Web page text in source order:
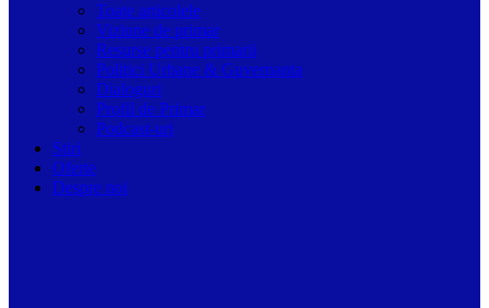
Toate articolele
Viziune de primar
Resurse pentru primarii
Politici Urbane & Guvernanta
Dialoguri
Profil de Primar
Podcast-uri
Stiri
Oferte
Despre noi